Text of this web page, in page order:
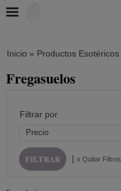
Inicio » Productos Esotéricos
Fregasuelos
Filtrar por
Precio
| x Quitar Filtros